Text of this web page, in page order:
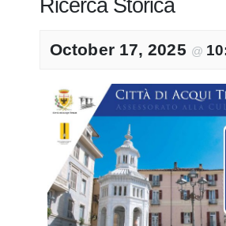
Ricerca Storica
October 17, 2025 @